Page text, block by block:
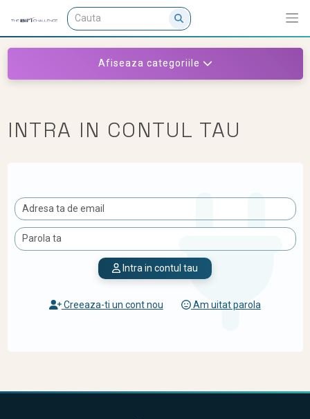
Afiseaza categoriile
INTRA IN CONTUL TAU
Intra in contul tau
Creeaza-ti un cont nou Am uitat parola